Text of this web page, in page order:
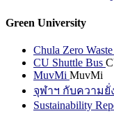
Green University
Chula Zero Waste
CU Shuttle Bus
MuvMi MuvMi
จุฬาฯ กับความยั่
Sustainability